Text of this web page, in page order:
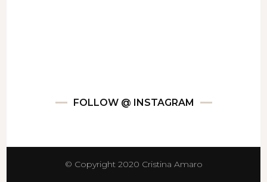
FOLLOW @ INSTAGRAM
© Copyright 2020 Cristina Amaro